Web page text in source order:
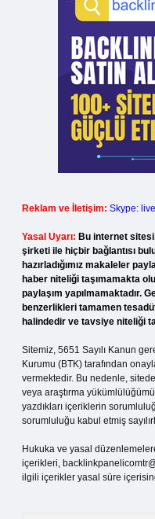
Reklam ve İletişim: Skype:
Yasal Uyarı: Bu internet
şirketi ile hiçbir bağlantısı
hazırladığımız makaleler
haber niteliği taşımamakta
paylaşım yapılmamaktadır.
benzerlikleri tamamen
halindedir ve tavsiye niteliği
Sitemiz, 5651 Sayılı Kanun
Kurumu (BTK) tarafından
vermektedir. Bu nedenle,
veya araştırma
yazdıkları içeriklerin
sorumluluğu kabul etmiş
Hukuka ve yasal
içerikleri,
ilgili içerikler yasal süre